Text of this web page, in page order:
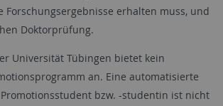
Forschungsergebnisse erhalten muss, und
Doktorprüfung.
Universität Tübingen bietet kein
an. Eine automatisierte
bzw. -studentin ist nicht